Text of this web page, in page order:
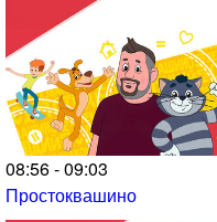
08:56 - 09:03
Простоквашино